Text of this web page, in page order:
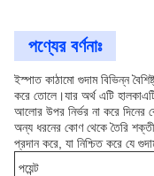
পণ্যের বর্ণনাঃ
ইস্পাত কাঠামো গুদাম বিভিন্ন
করে তোলে।যার অর্থ এটি
আলোর উপর নির্ভর না করে দিনের
অন্য ধরনের কোণ থেকে তৈরি
প্রদান করে, যা নিশ্চিত করে যে
পয়েন্ট